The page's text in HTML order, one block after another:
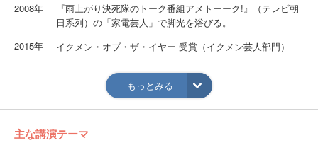
2008年
『雨上がり決死隊のトーク番組アメトーーク!』（テレビ朝
日系列）の「家電芸人」で脚光を浴びる。
2015年
イクメン・オブ・ザ・イヤー 受賞（イクメン芸人部門）
【趣味】サッカー／BBQ／競馬／料理／読書／スポーツ観
【特技】サッカー／雑学／家電
もっとみる
主な講演テーマ